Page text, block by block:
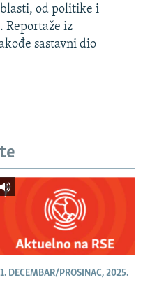
od politike i
Reportaže iz
sastavni dio
DECEMBAR/PROSINAC, 2025.